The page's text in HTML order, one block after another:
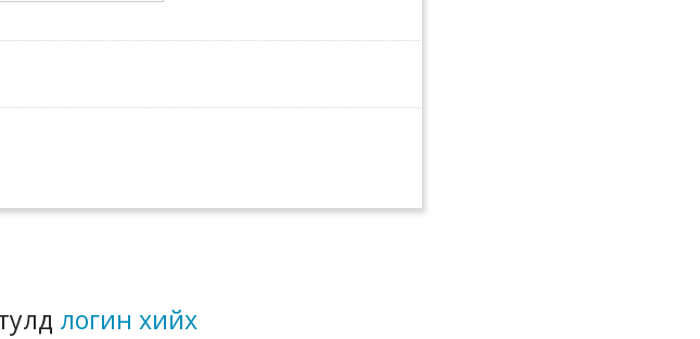
логин хийх